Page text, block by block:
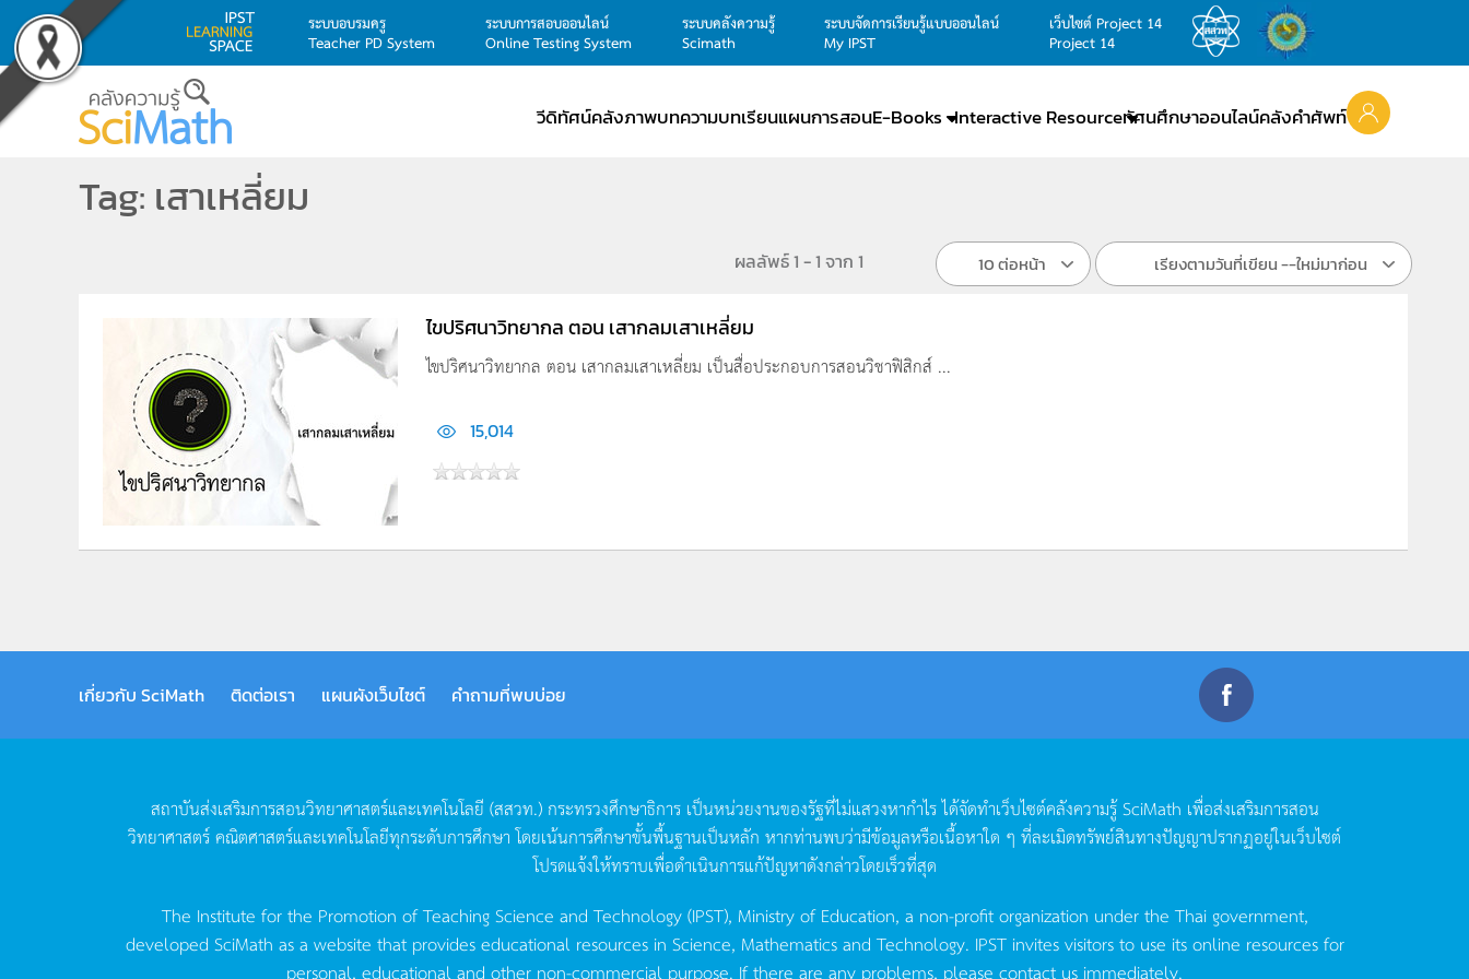
Skip to main content
ระบบอบรมครู
Teacher PD System
ระบบการสอบออนไลน์
Online Testing System
ระบบคลังความรู้
Scimath
ระบบจัดการเรียนรู้แบบออนไลน์
My IPST
เว็บไซต์ Project 14
Project 14
วีดิทัศน์คลังภาพบทความบทเรียนแผนการสอนE-Books Interactive Resourceทัศนศึกษาออนไลน์คลังคำศัพท์
Tag: เสาเหลี่ยม
ผลลัพธ์ 1 - 1 จาก 1 10 ต่อหน้า เรียงตามวันที่เขียน --ใหม่มาก่อน
ไขปริศนาวิทยากล ตอน เสากลมเสาเหลี่ยม
ไขปริศนาวิทยากล ตอน เสากลมเสาเหลี่ยม เป็นสื่อประกอบการสอนวิชาฟิสิกส์ ...
15,014
เกี่ยวกับ SciMath ติดต่อเรา แผนผังเว็บไซต์ คำถามที่พบบ่อย
สถาบันส่งเสริมการสอนวิทยาศาสตร์และเทคโนโลยี (สสวท.) กระทรวงศึกษาธิการ เป็นหน่วยงานของรัฐที่ไม่แสวงหากำไรได้จัดทำเว็บไซต์คลังความรู้SciMath เพื่อส่งเสริมการสอน
วิทยาศาสตร์คณิตศาสตร์และเทคโนโลยีทุกระดับการศึกษา โดยเน้นการศึกษาขั้นพื้นฐานเป็นหลัก หากท่านพบว่ามีข้อมูลหรือเนื้อหาใด ๆ ที่ละเมิดทรัพย์สินทางปัญญาปรากฏอยู่ในเว็บไซต์
โปรดแจ้งให้ทราบเพื่อดำเนินการแก้ปัญหาดังกล่าวโดยเร็วที่สุด
The Institute for the Promotion of Teaching Science and Technology (IPST), Ministry of Education, a non-profit organization under the Thai government,
developed SciMath as a website that provides educational resources in Science, Mathematics and Technology. IPST invites visitors to use its online resources for
personal, educational and other non-commercial purpose. If there are any problems, please contact us immediately.